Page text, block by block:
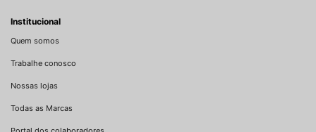
Institucional
Quem somos
Trabalhe conosco
Nossas lojas
Todas as Marcas